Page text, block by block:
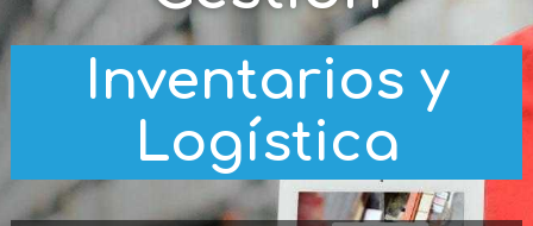
Inventarios y
Logística